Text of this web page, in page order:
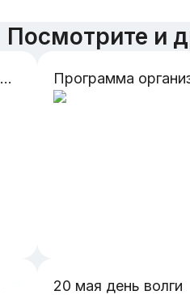
Посмотрите и
Приготовление, оформление и подготовка к реализации холодных и горячих сладких блюд, десертов, напитков разнообразного ассортимента
20 мая день волги